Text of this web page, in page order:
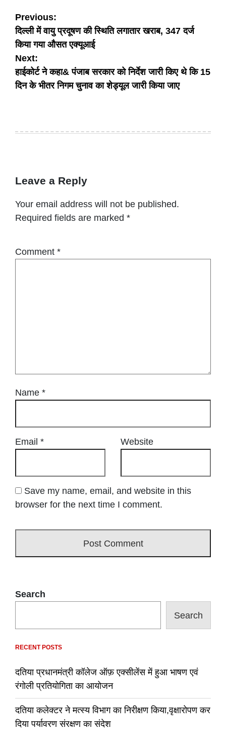
Post
navigation
Previous:
दिल्ली में वायु प्रदूषण की स्थिति लगातार खराब, 347 दर्ज
किया गया औसत एक्यूआई
Next:
हाईकोर्ट ने कहा& पंजाब सरकार को निर्देश जारी किए थे कि 15
दिन के भीतर निगम चुनाव का शेड्यूल जारी किया जाए
Leave a Reply
Your email address will not be published.
Required fields are marked *
Comment *
Name *
Email * Website
Save my name, email, and website in this
browser for the next time I comment.
Search
Search
RECENT POSTS
दतिया प्रधानमंत्री कॉलेज ऑफ़ एक्सीलेंस में हुआ भाषण एवं
रंगोली प्रतियोगिता का आयोजन
दतिया कलेक्टर ने मत्स्य विभाग का निरीक्षण किया,वृक्षारोपण कर
दिया पर्यावरण संरक्षण का संदेश